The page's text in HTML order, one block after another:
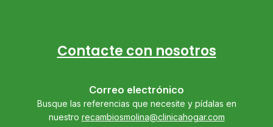
Contacte con nosotros
Correo electrónico
Busque las referencias que necesite y pídalas en
nuestro recambiosmolina@clinicahogar.com